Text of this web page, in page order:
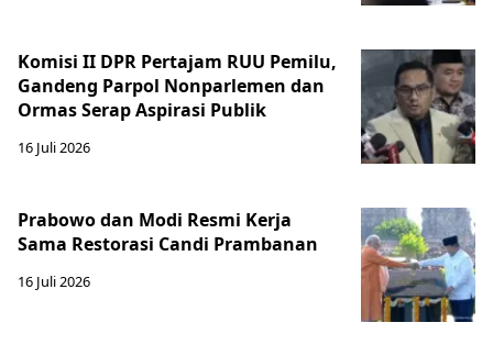
Komisi II DPR Pertajam RUU Pemilu,
Gandeng Parpol Nonparlemen dan
Ormas Serap Aspirasi Publik
16 Juli 2026
Prabowo dan Modi Resmi Kerja
Sama Restorasi Candi Prambanan
16 Juli 2026